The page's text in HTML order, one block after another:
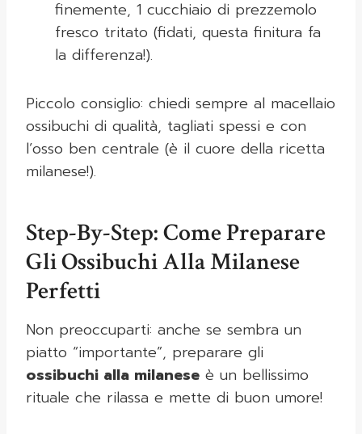
finemente, 1 cucchiaio di prezzemolo
fresco tritato (fidati, questa finitura fa
la differenza!).
Piccolo consiglio: chiedi sempre al macellaio
ossibuchi di qualità, tagliati spessi e con
l’osso ben centrale (è il cuore della ricetta
milanese!).
Step-By-Step: Come Preparare
Gli Ossibuchi Alla Milanese
Perfetti
Non preoccuparti: anche se sembra un
piatto “importante”, preparare gli
ossibuchi alla milanese è un bellissimo
rituale che rilassa e mette di buon umore!